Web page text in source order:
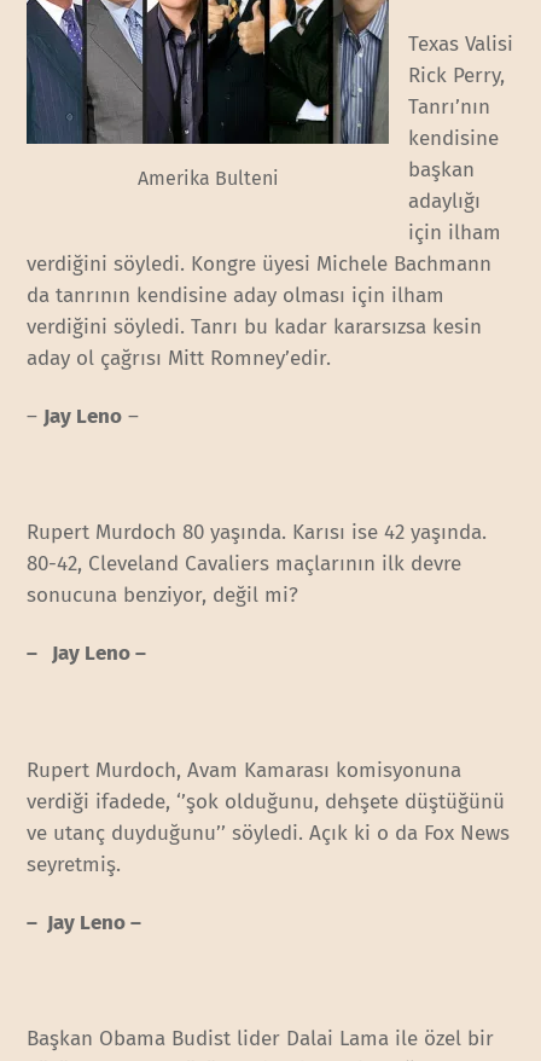
Amerika Bulteni
Texas Valisi
Rick Perry,
Tanrı’nın
kendisine
başkan
adaylığı
için ilham
verdiğini söyledi. Kongre üyesi Michele Bachmann
da tanrının kendisine aday olması için ilham
verdiğini söyledi. Tanrı bu kadar kararsızsa kesin
aday ol çağrısı Mitt Romney’edir.
– Jay Leno –
Rupert Murdoch 80 yaşında. Karısı ise 42 yaşında.
80-42, Cleveland Cavaliers maçlarının ilk devre
sonucuna benziyor, değil mi?
– Jay Leno –
Rupert Murdoch, Avam Kamarası komisyonuna
verdiği ifadede, ‘’şok olduğunu, dehşete düştüğünü
ve utanç duyduğunu’’ söyledi. Açık ki o da Fox News
seyretmiş.
– Jay Leno –
Başkan Obama Budist lider Dalai Lama ile özel bir